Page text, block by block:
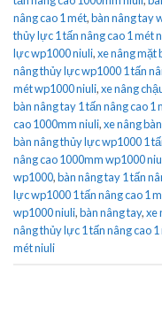
nâng cao 1 mét,bàn nâng tay
thủy lực 1 tấn nâng cao 1 mét
lực wp1000 niuli,xe nâng mặt
nâng thủy lực wp1000 1 tấn
mét wp1000 niuli,xe nâng
bàn nâng tay 1 tấn nâng cao 1
cao 1000mm niuli,xe nâng
bàn nâng thủy lực wp1000 1
nâng cao 1000mm wp1000
wp1000,bàn nâng tay 1 tấn
lực wp1000 1 tấn nâng cao 1
wp1000 niuli,bàn nâng tay,xe
nâng thủy lực 1 tấn nâng cao
mét niuli